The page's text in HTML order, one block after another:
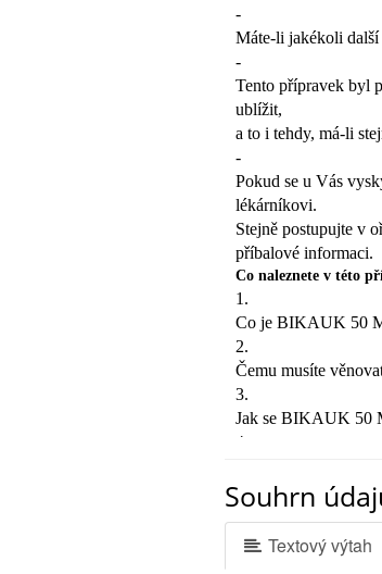
-
Máte-li jakékoli další
-
Tento přípravek byl
ublížit,
a to i tehdy, má-li
-
Pokud se u Vás
lékárníkovi.
Stejně postupujte v
příbalové informaci.
Co naleznete v této
1.
Co je BIKAUK 50
2.
Čemu musíte
3.
Jak se BIKAUK 50
4.
5.
Jak BIKAUK 50
6.
Obsah balení a další
Souhrn
Textový výtah